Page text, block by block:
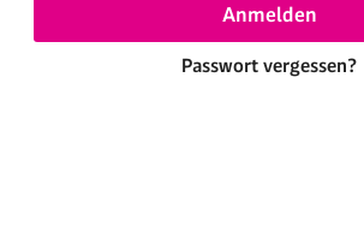
Anmelden
Passwort vergessen?